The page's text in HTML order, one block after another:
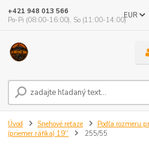
EUR
+421 948 013 566
Po-Pi (08:00-16:00), So (11:00-14:00)
Úvod Snehové reťaze
Podľa rozmeru
(priemer ráfika) 19''
255/55